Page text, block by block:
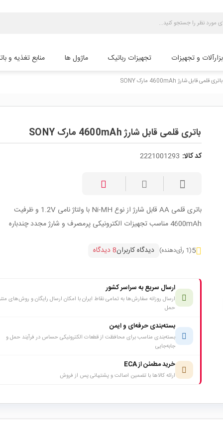
و تجهیزات تجهیزات رباتیک ماژول ها منابع تغذیه و
باتری قلمی قابل شارژ 4600mAh مارک SONY
باتری قلمی قابل شارژ 4600mAh مارک SONY
کد کالا: 2221001293
باتری قلمی AA قابل شارژ از نوع Ni-MH با ولتاژ نامی 1.2V و ظرفیت
4600mAh مناسب تجهیزات الکترونیکی پرمصرف و شارژ مجدد چندباره
5(1 رأی‌دهنده) دیدگاه کاربران8 دیدگاه
ارسال سریع به سراسر کشور
ارسال روزانه سفارش‌ها به تمامی نقاط ایران با امکان ارسال رایگان و روش‌های
حمل
بسته‌بندی حرفه‌ای و ایمن
بسته‌بندی مناسب برای محافظت از قطعات الکترونیکی حساس در فرآیند حمل و
جابه‌جایی
خرید مطمئن از ECA
ارائه کالاها با تضمین اصالت و پشتیبانی پس از فروش